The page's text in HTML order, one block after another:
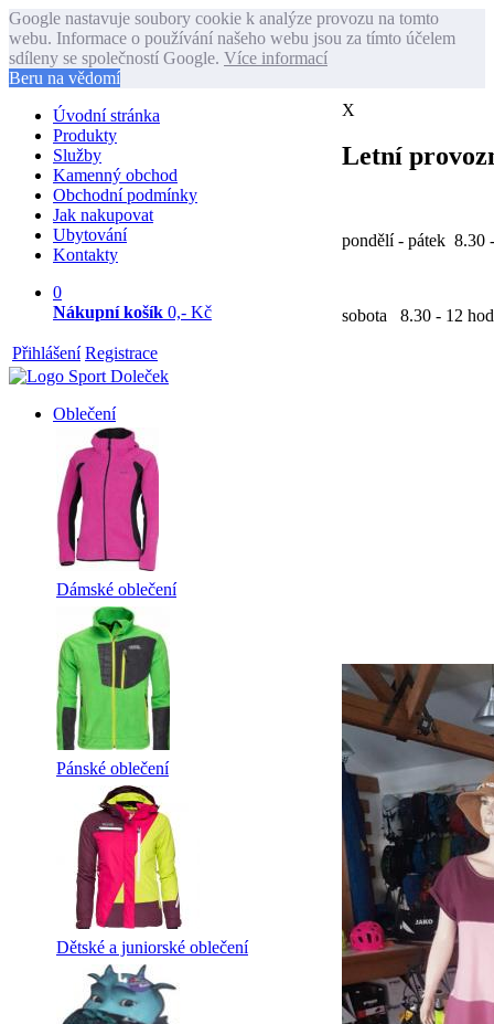
Google nastavuje soubory cookie k analýze provozu na tomto
webu. Informace o používání našeho webu jsou za tímto účelem
sdíleny se společností Google. Více informací
Beru na vědomí
X
Letní
pondělí - pátek 8.30
sobota 8.30 - 12 hod
Úvodní stránka
Produkty
Služby
Kamenný obchod
Obchodní podmínky
Jak nakupovat
Ubytování
Kontakty
0
Nákupní košík 0,- Kč
Přihlášení Registrace
Oblečení
Dámské oblečení
Pánské oblečení
Dětské a juniorské oblečení